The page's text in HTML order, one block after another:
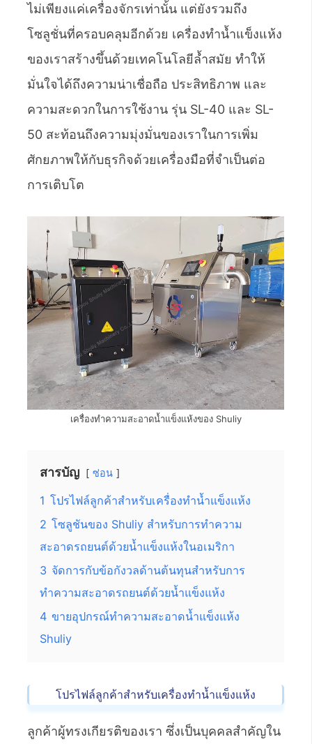
ไม่เพียงแค่เครื่องจักรเท่านั้น แต่ยังรวมถึง
โซลูชั่นที่ครอบคลุมอีกด้วย เครื่องทำน้ำแข็งแห้ง
ของเราสร้างขึ้นด้วยเทคโนโลยีล้ำสมัย ทำให้
มั่นใจได้ถึงความน่าเชื่อถือ ประสิทธิภาพ และ
ความสะดวกในการใช้งาน รุ่น SL-40 และ SL-
50 สะท้อนถึงความมุ่งมั่นของเราในการเพิ่ม
ศักยภาพให้กับธุรกิจด้วยเครื่องมือที่จำเป็นต่อ
การเติบโต
เครื่องทำความสะอาดน้ำแข็งแห้งของ Shuliy
สารบัญ ซ่อน
1 โปรไฟล์ลูกค้าสำหรับเครื่องทำน้ำแข็งแห้ง
2 โซลูชันของ Shuliy สำหรับการทำความ
สะอาดรถยนต์ด้วยน้ำแข็งแห้งในอเมริกา
3 จัดการกับข้อกังวลด้านต้นทุนสำหรับการ
ทำความสะอาดรถยนต์ด้วยน้ำแข็งแห้ง
4 ขายอุปกรณ์ทำความสะอาดน้ำแข็งแห้ง
Shuliy
โปรไฟล์ลูกค้าสำหรับเครื่องทำน้ำแข็งแห้ง
ลูกค้าผู้ทรงเกียรติของเรา ซึ่งเป็นบุคคลสำคัญใน